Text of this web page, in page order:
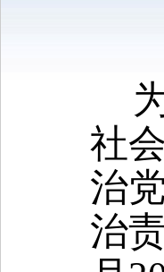
社
治
治